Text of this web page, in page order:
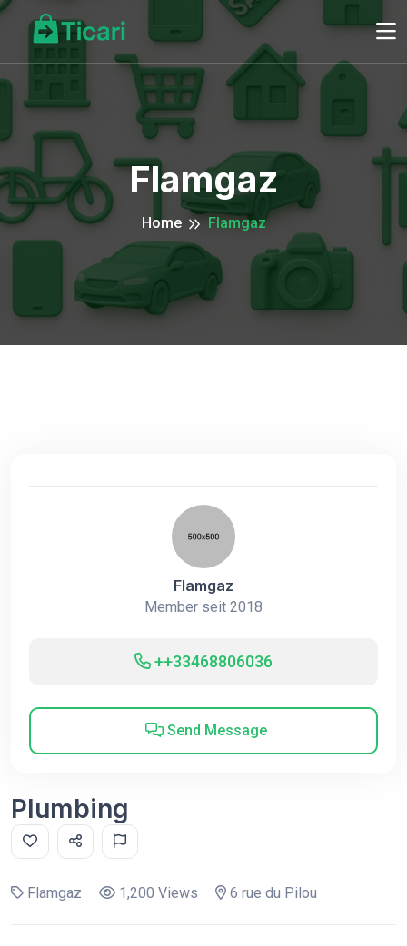
Flamgaz
Home Flamgaz
Flamgaz
Member seit 2018
++33468806036
Send Message
Plumbing
Flamgaz 1,200 Views 6 rue du Pilou